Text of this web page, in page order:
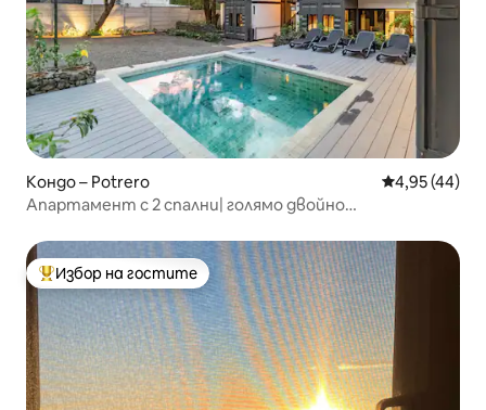
Кондо – Potrero Средна
4,95 (44)
Апартамент с 2 спални| голямо двойно
Най-популярен избор на гостите
Избор на гостите